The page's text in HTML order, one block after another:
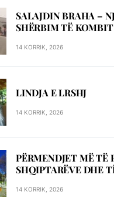
SALAJDIN BRAHA –
SHЁRBIM TЁ KOMBIT
14 KORRIK, 2026
LINDJA E LRSHJ
14 KORRIK, 2026
PËRMENDJET MË TË
SHQIPTARËVE DHE
14 KORRIK, 2026